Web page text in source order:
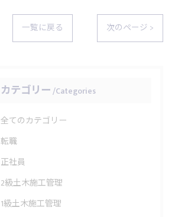
一覧に戻る 次のページ >
カテゴリー Categories
全てのカテゴリー
転職
正社員
2級土木施工管理
1級土木施工管理